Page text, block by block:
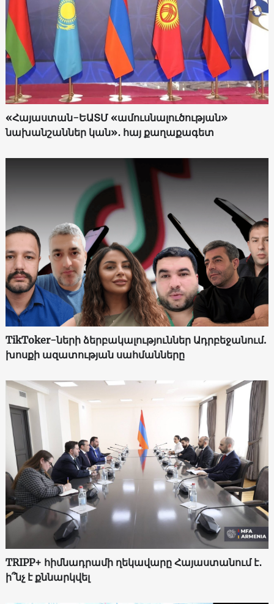
«Հայաստան-ԵԱՏՄ «ամուսնալուծության»
նախանշաններ կան»․ հայ քաղաքագետ
TikToker-ների ձերբակալություններ Ադրբեջանում.
խոսքի ազատության սահմանները
TRIPP+ հիմնադրամի ղեկավարը Հայաստանում է․
ի՞նչ է քննարկվել